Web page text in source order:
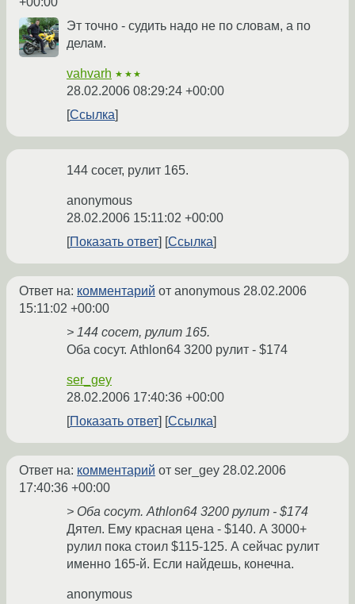
Эт точно - судить надо не по словам, а по
делам.
vahvarh ★★★
28.02.2006 08:29:24 +00:00
Ссылка
144 сосет, рулит 165.
anonymous
28.02.2006 15:11:02 +00:00
Показать ответ
Ссылка
Ответ на: комментарий от anonymous 28.02.2006
15:11:02 +00:00
> 144 сосет, рулит 165.
Оба сосут. Athlon64 3200 рулит - $174
ser_gey
28.02.2006 17:40:36 +00:00
Показать ответ
Ссылка
Ответ на: комментарий от ser_gey 28.02.2006
17:40:36 +00:00
> Оба сосут. Athlon64 3200 рулит - $174
Дятел. Ему красная цена - $140. А 3000+
рулил пока стоил $115-125. А сейчас рулит
именно 165-й. Если найдешь, конечна.
anonymous